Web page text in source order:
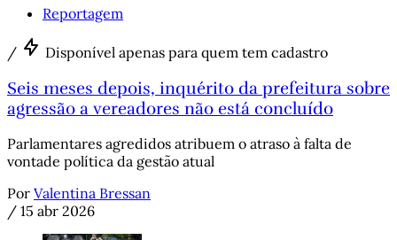
Reportagem
/ Disponível apenas para quem tem cadastro
Seis meses depois, inquérito da prefeitura sobre
agressão a vereadores não está concluído
Parlamentares agredidos atribuem o atraso à falta de
vontade política da gestão atual
Por Valentina Bressan
/ 15 abr 2026